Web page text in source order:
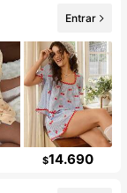
Entrar
$14.690